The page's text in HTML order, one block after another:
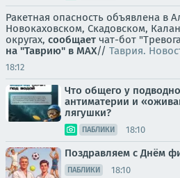
Ракетная опасность объявлена в
Новокаховском, Скадовском,
округах, сообщает чат-бот
на "Таврию" в MAX// Таврия.
18:12
Что общего у
антиматерии и
лягушки?
ПАБЛИКИ 18:10
Поздравляем с Днём
ПАБЛИКИ 18:10